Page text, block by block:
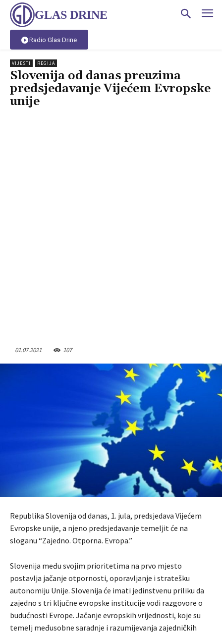
GLAS DRINE
Radio Glas Drine
VIJESTI REGIJA
Slovenija od danas preuzima
predsjedavanje Vijećem Evropske
unije
01.07.2021 107
Republika Slovenija od danas, 1. jula, predsjedava Vijećem
Evropske unije, a njeno predsjedavanje temeljit će na
sloganu “Zajedno. Otporna. Evropa.”
Slovenija među svojim prioritetima na prvo mjesto
postavlja jačanje otpornosti, oporavljanje i stratešku
autonomiju Unije. Slovenija će imati jedinstvenu priliku da
zajedno s tri ključne evropske institucije vodi razgovore o
budućnosti Evrope. Jačanje evropskih vrijednosti, koje su
temelj međusobne saradnje i razumijevanja zajedničkih